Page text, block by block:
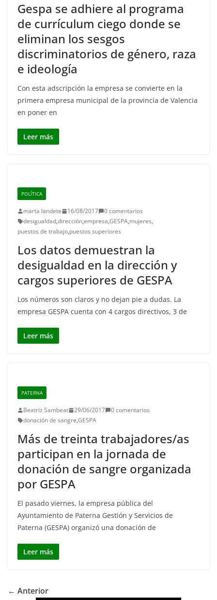
Gespa se adhiere al programa
de currículum ciego donde se
eliminan los sesgos
discriminatorios de género, raza
e ideología
Con esta adscripción la empresa se convierte en la
primera empresa municipal de la provincia de Valencia
en poner en
Leer más
POLÍTICA
marta landete 16/08/2017
0 comentarios
desigualdad,dirección,empresa,GESPA,mujeres,
puestos de trabajo,puestos superiores
Los datos demuestran la
desigualdad en la dirección y
cargos superiores de GESPA
Los números son claros y no dejan pie a dudas. La
empresa GESPA cuenta con 4 cargos directivos, 3 de
Leer más
PATERNA
Beatriz Sambeat 29/06/2017
0 comentarios
donación de sangre,GESPA
Más de treinta trabajadores/as
participan en la jornada de
donación de sangre organizada
por GESPA
El pasado viernes, la empresa pública del
Ayuntamiento de Paterna Gestión y Servicios de
Paterna (GESPA) organizó una donación de
Leer más
← Anterior